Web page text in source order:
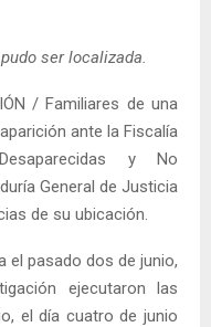
ser localizada.
/ Familiares de una
ante la Fiscalía
y No
General de Justicia
de su ubicación.
el pasado dos de junio,
ejecutaron las
el día cuatro de junio